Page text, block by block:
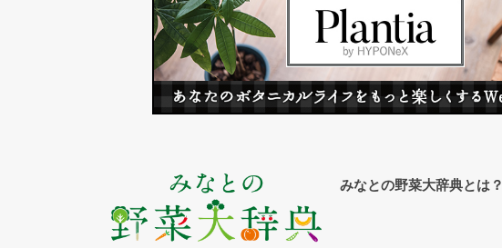
みなとの野菜大辞典とは？